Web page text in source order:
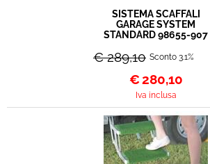
SISTEMA SCAFFALI
GARAGE SYSTEM
STANDARD 98655-907
€ 289,10 Sconto 3.1%
€280,10
Iva inclusa